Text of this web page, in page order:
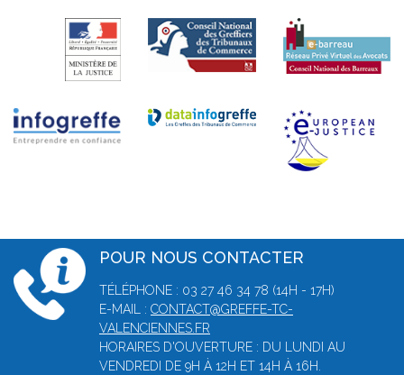
POUR NOUS CONTACTER
TÉLÉPHONE : 03 27 46 34 78 (14H - 17H)
E-MAIL : CONTACT@GREFFE-TC-
VALENCIENNES.FR
HORAIRES D'OUVERTURE : DU LUNDI AU
VENDREDI DE 9H À 12H ET 14H À 16H.